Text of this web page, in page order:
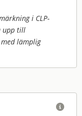
i CLP-
upp till
lämplig
